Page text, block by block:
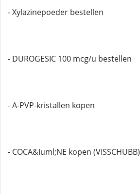
- Xylazinepoeder bestellen
- DUROGESIC 100 mcg/u bestellen
- A-PVP-kristallen kopen
- COCA&Iuml;NE kopen (VISSCHUBB)